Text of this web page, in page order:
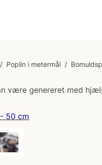
/ Poplin i metermål /
være genereret med